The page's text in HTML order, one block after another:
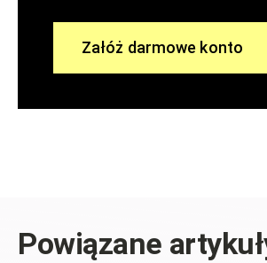
Załóż darmowe konto
Powiązane